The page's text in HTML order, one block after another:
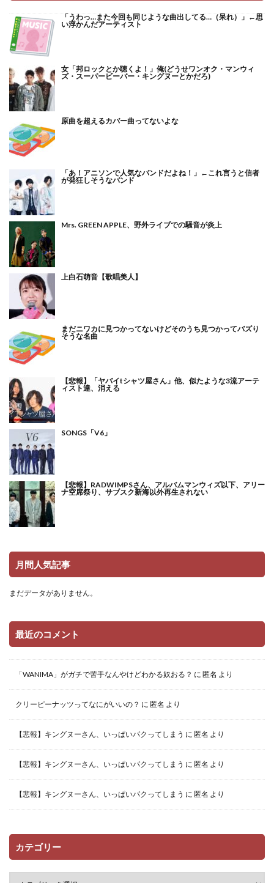
「うわっ…また今回も同じような曲出してる…（呆れ）」←思
い浮かんだアーティスト
女「邦ロックとか聴くよ！」俺(どうせワンオク・マンウィ
ズ・スーパービーバー・キングヌーとかだろ)
原曲を超えるカバー曲ってないよな
「あ！アニソンで人気なバンドだよね！」←これ言うと信者
が発狂しそうなバンド
Mrs. GREEN APPLE、野外ライブでの騒音が炎上
上白石萌音【歌唱美人】
まだニワカに見つかってないけどそのうち見つかってバズり
そうな名曲
【悲報】「ヤバイtシャツ屋さん」他、似たような3流アーテ
ィスト達、消える
SONGS「V6」
【悲報】RADWIMPSさん、アルバムマンウィズ以下、アリー
ナ空席祭り、サブスク新海以外再生されない
月間人気記事
まだデータがありません。
最近のコメント
「WANIMA」がガチで苦手なんやけどわかる奴おる？ に 匿名 より
クリーピーナッツってなにがいいの？ に 匿名 より
【悲報】キングヌーさん、いっぱいパクってしまう に 匿名 より
【悲報】キングヌーさん、いっぱいパクってしまう に 匿名 より
【悲報】キングヌーさん、いっぱいパクってしまう に 匿名 より
カテゴリー